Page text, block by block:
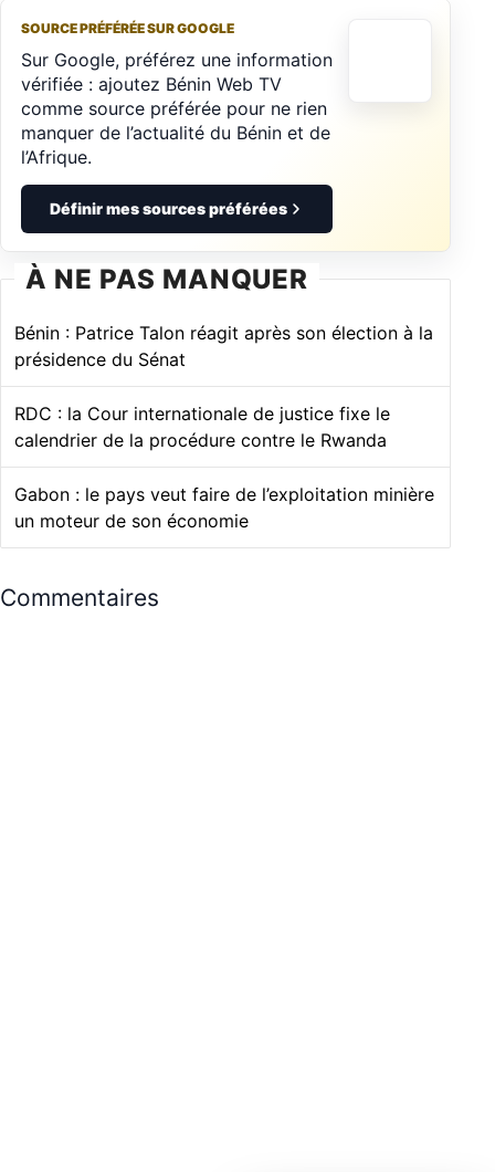
SOURCE PRÉFÉRÉE SUR GOOGLE
Sur Google, préférez une information
vérifiée : ajoutez Bénin Web TV
comme source préférée pour ne rien
manquer de l’actualité du Bénin et de
l’Afrique.
Définir mes sources préférées
À NE PAS MANQUER
Bénin : Patrice Talon réagit après son élection à la
présidence du Sénat
RDC : la Cour internationale de justice fixe le
calendrier de la procédure contre le Rwanda
Gabon : le pays veut faire de l’exploitation minière
un moteur de son économie
Commentaires